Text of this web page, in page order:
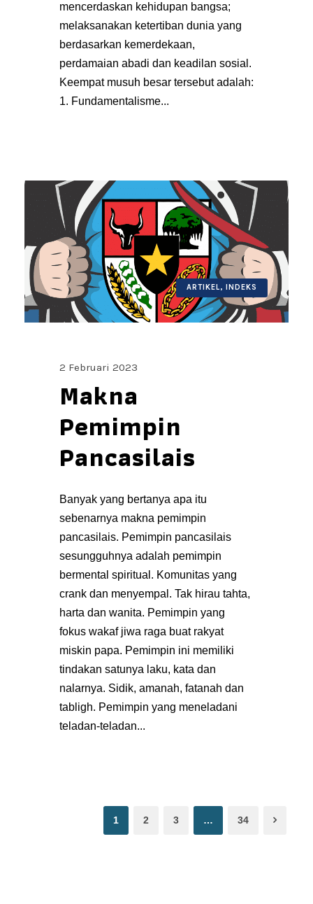
mencerdaskan kehidupan bangsa;
melaksanakan ketertiban dunia yang
berdasarkan kemerdekaan,
perdamaian abadi dan keadilan sosial.
Keempat musuh besar tersebut adalah:
1. Fundamentalisme...
ARTIKEL, INDEKS
2 Februari 2023
Makna
Pemimpin
Pancasilais
Banyak yang bertanya apa itu
sebenarnya makna pemimpin
pancasilais. Pemimpin pancasilais
sesungguhnya adalah pemimpin
bermental spiritual. Komunitas yang
crank dan menyempal. Tak hirau tahta,
harta dan wanita. Pemimpin yang
fokus wakaf jiwa raga buat rakyat
miskin papa. Pemimpin ini memiliki
tindakan satunya laku, kata dan
nalarnya. Sidik, amanah, fatanah dan
tabligh. Pemimpin yang meneladani
teladan-teladan...
1 2 3 … 34